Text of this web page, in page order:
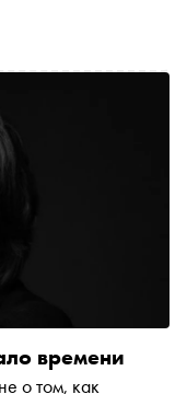
флаг КНР,
диалога
времени
о том, как